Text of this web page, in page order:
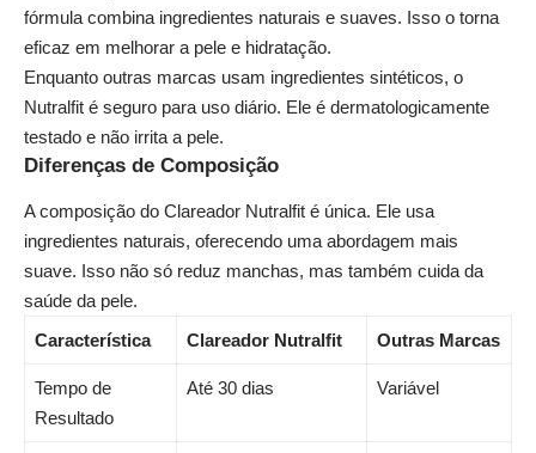
fórmula combina ingredientes naturais e suaves. Isso o torna
eficaz em melhorar a pele e hidratação.
Enquanto outras marcas usam ingredientes sintéticos, o
Nutralfit é seguro para uso diário. Ele é dermatologicamente
testado e não irrita a pele.
Diferenças de Composição
A composição do Clareador Nutralfit é única. Ele usa
ingredientes naturais, oferecendo uma abordagem mais
suave. Isso não só reduz manchas, mas também cuida da
saúde da pele.
Característica
Clareador Nutralfit Outras Marcas
Tempo de
Resultado
Até 30 dias Variável